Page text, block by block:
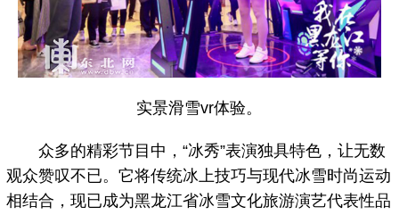
实景滑雪vr体验。
众多的精彩节目中，“冰秀”表演独具特色，让无数
观众赞叹不已。它将传统冰上技巧与现代冰雪时尚运动
相结合，现已成为黑龙江省冰雪文化旅游演艺代表性品